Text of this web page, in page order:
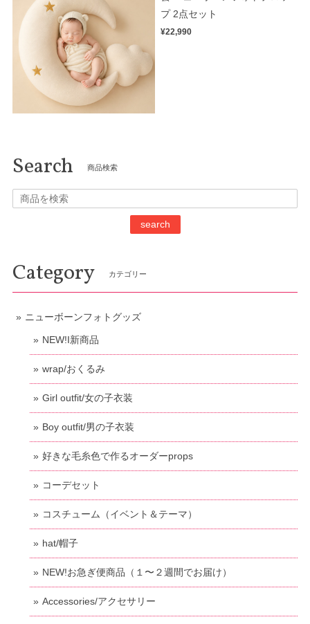
プ 2点セット
¥22,990
Search 商品検索
search
Category カテゴリー
ニューボーンフォトグッズ
NEW!I新商品
wrap/おくるみ
Girl outfit/女の子衣装
Boy outfit/男の子衣装
好きな毛糸色で作るオーダーprops
コーデセット
コスチューム（イベント＆テーマ）
hat/帽子
NEW!お急ぎ便商品（１〜２週間でお届け）
Accessories/アクセサリー